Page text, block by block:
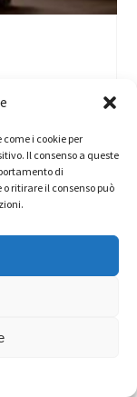
i cookie per
Il consenso a queste
di
ritirare il consenso può